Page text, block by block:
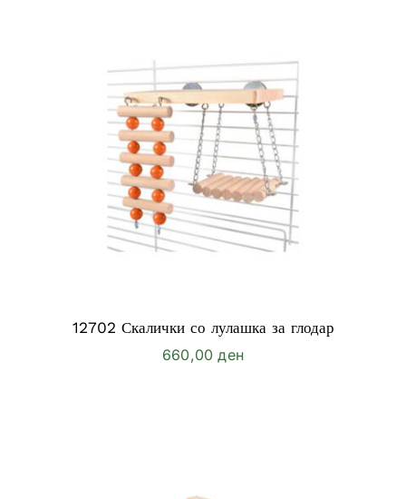
12702 Скалички со лулашка за глодар
660,00ден